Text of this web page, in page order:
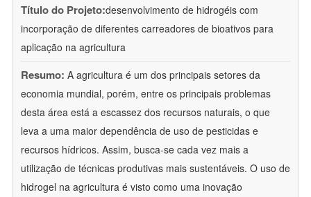
Título do Projeto:desenvolvimento de hidrogéis com
incorporação de diferentes carreadores de bioativos para
aplicação na agricultura
Resumo: A agricultura é um dos principais setores da
economia mundial, porém, entre os principais problemas
desta área está a escassez dos recursos naturais, o que
leva a uma maior dependência de uso de pesticidas e
recursos hídricos. Assim, busca-se cada vez mais a
utilização de técnicas produtivas mais sustentáveis. O uso de
hidrogel na agricultura é visto como uma inovação